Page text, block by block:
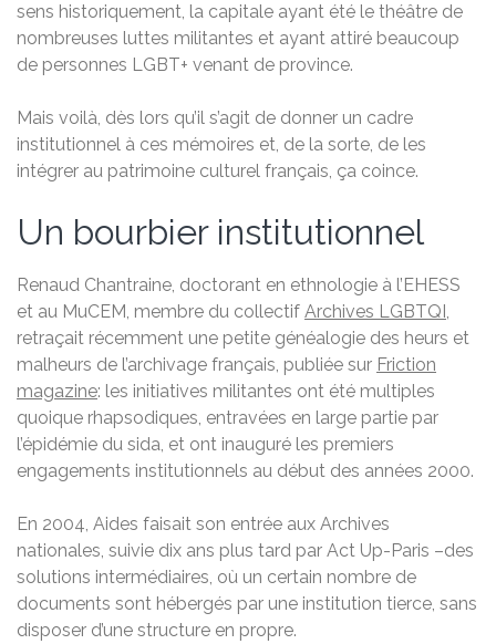
sens historiquement, la capitale ayant été le théâtre de
nombreuses luttes militantes et ayant attiré beaucoup
de personnes LGBT+ venant de province.
Mais voilà, dès lors qu’il s’agit de donner un cadre
institutionnel à ces mémoires et, de la sorte, de les
intégrer au patrimoine culturel français, ça coince.
Un bourbier institutionnel
Renaud Chantraine, doctorant en ethnologie à l’EHESS
et au MuCEM, membre du collectif Archives LGBTQI ,
retraçait récemment une petite généalogie des heurs et
malheurs de l’archivage français, publiée sur Friction
magazine: les initiatives militantes ont été multiples
quoique rhapsodiques, entravées en large partie par
l’épidémie du sida, et ont inauguré les premiers
engagements institutionnels au début des années 2000.
En 2004, Aides faisait son entrée aux Archives
nationales, suivie dix ans plus tard par Act Up-Paris –des
solutions intermédiaires, où un certain nombre de
documents sont hébergés par une institution tierce, sans
disposer d’une structure en propre.